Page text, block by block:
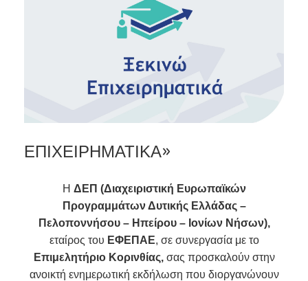
ΕΠΙΧΕΙΡΗΜΑΤΙΚΑ»
Η ΔΕΠ (Διαχειριστική Ευρωπαϊκών
Προγραμμάτων Δυτικής Ελλάδας –
Πελοποννήσου – Ηπείρου – Ιονίων Νήσων),
εταίρος του ΕΦΕΠΑΕ, σε συνεργασία με το
Επιμελητήριο Κορινθίας, σας προσκαλούν στην
ανοικτή ενημερωτική εκδήλωση που διοργανώνουν